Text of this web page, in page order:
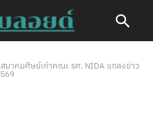
มาคมศิษย์เก่าคณะ รศ. NIDA แถลงข่าว